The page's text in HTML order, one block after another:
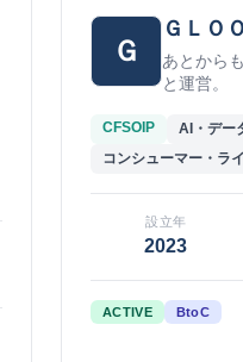
Ｇ
ＧＬＯ
あとから
と運営。
CFSOIP
AI・デー
コンシューマー・ラ
設立年
2023
ACTIVE BtoC